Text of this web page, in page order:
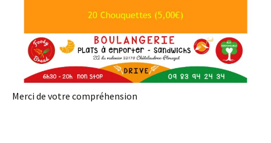
Merci de votre compréhension